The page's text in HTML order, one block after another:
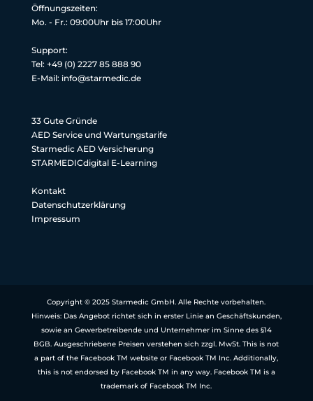
Öffnungszeiten:
Mo. - Fr.: 09:00Uhr bis 17:00Uhr
Support:
Tel: +49 (0) 2227 85 888 90
E-Mail: info@starmedic.de
33 Gute Gründe
AED Service und Wartungstarife
Starmedic AED Versicherung
STARMEDICdigital E-Learning
Kontakt
Datenschutzerklärung
Impressum
Copyright © 2025 Starmedic GmbH. Alle Rechte vorbehalten.
Hinweis: Das Angebot richtet sich in erster Linie an Geschäftskunden,
sowie an Gewerbetreibende und Unternehmer im Sinne des §14
BGB. Ausgeschriebene Preisen verstehen sich zzgl. MwSt. This is not
a part of the Facebook TM website or Facebook TM Inc. Additionally,
this is not endorsed by Facebook TM in any way. Facebook TM is a
trademark of Facebook TM Inc.